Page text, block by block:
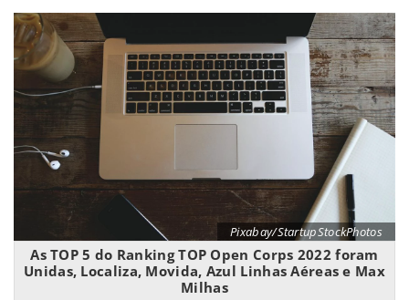
Pixabay/StartupStockPhotos
As TOP 5 do Ranking TOP Open Corps 2022 foram
Unidas, Localiza, Movida, Azul Linhas Aéreas e Max
Milhas